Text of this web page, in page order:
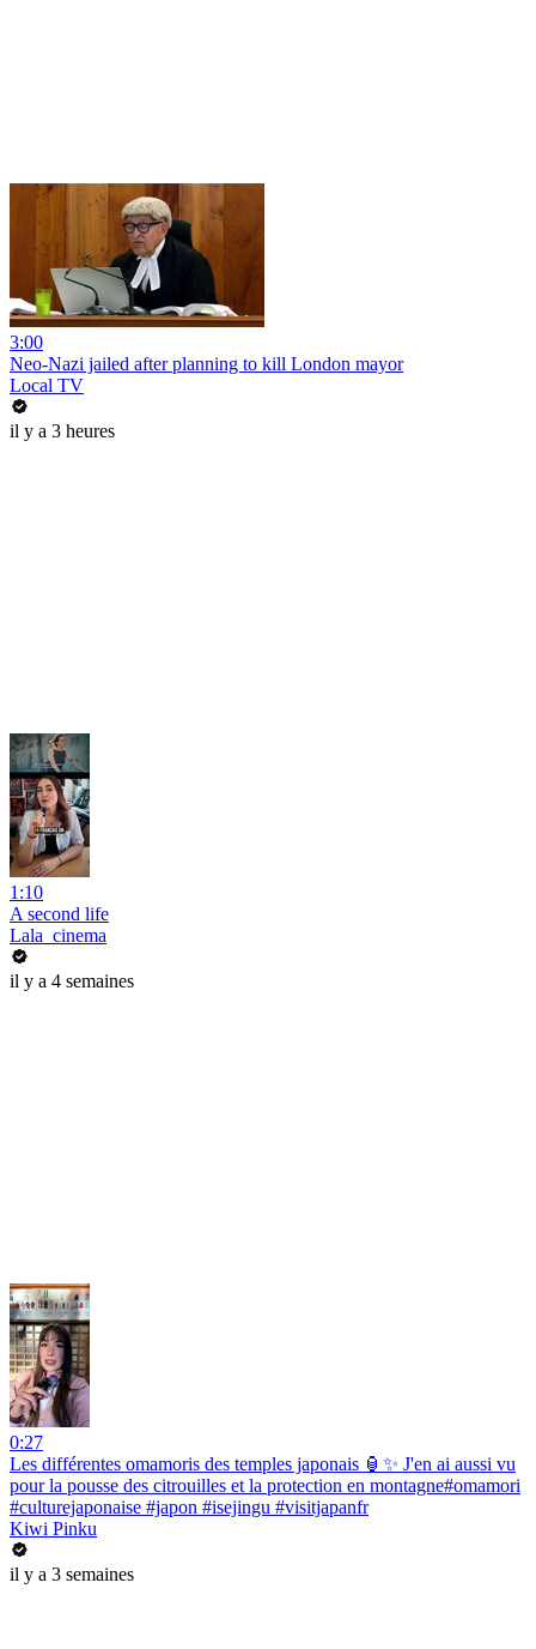
3:00
Neo-Nazi jailed after planning to kill London mayor
Local TV
il y a 3 heures
1:10
A second life
Lala_cinema
il y a 4 semaines
0:27
Les différentes omamoris des temples japonais 🏮✨ J'en ai aussi vu
pour la pousse des citrouilles et la protection en montagne#omamori
#culturejaponaise #japon #isejingu #visitjapanfr
Kiwi Pinku
il y a 3 semaines